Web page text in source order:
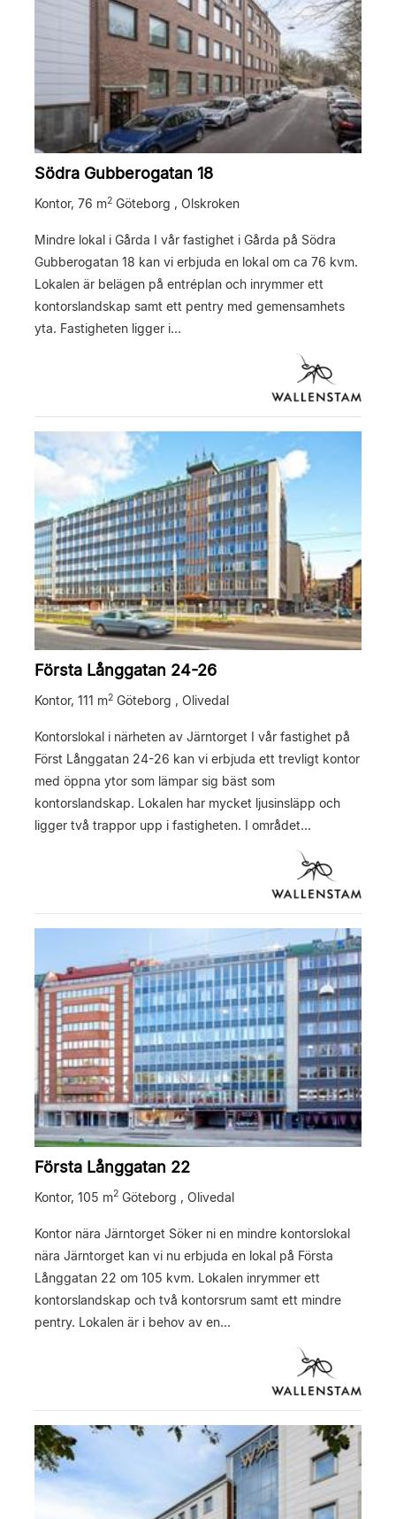
Södra Gubberogatan 18
Kontor, 76 m2 Göteborg , Olskroken
Mindre lokal i Gårda I vår fastighet i Gårda på Södra
Gubberogatan 18 kan vi erbjuda en lokal om ca 76 kvm.
Lokalen är belägen på entréplan och inrymmer ett
kontorslandskap samt ett pentry med gemensamhets
yta. Fastigheten ligger i...
Första Långgatan 24-26
Kontor, 111 m2 Göteborg , Olivedal
Kontorslokal i närheten av Järntorget I vår fastighet på
Först Långgatan 24-26 kan vi erbjuda ett trevligt kontor
med öppna ytor som lämpar sig bäst som
kontorslandskap. Lokalen har mycket ljusinsläpp och
ligger två trappor upp i fastigheten. I området...
Första Långgatan 22
Kontor, 105 m2 Göteborg , Olivedal
Kontor nära Järntorget Söker ni en mindre kontorslokal
nära Järntorget kan vi nu erbjuda en lokal på Första
Långgatan 22 om 105 kvm. Lokalen inrymmer ett
kontorslandskap och två kontorsrum samt ett mindre
pentry. Lokalen är i behov av en...